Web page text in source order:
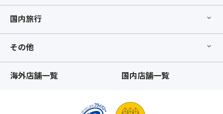
国内旅行
その他
海外店舗一覧 国内店舗一覧